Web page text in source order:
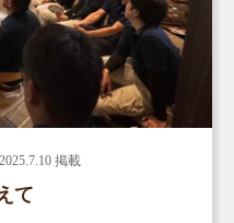
2025.7.10 掲載
て